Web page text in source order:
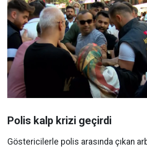
Polis kalp krizi geçirdi
Göstericilerle polis arasında çıkan